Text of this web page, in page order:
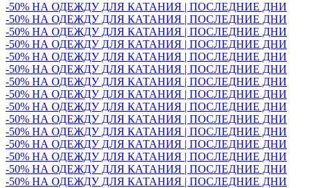
-50% НА ОДЕЖДУ ДЛЯ КАТАНИЯ | ПОСЛЕДНИЕ ДНИ
-50% НА ОДЕЖДУ ДЛЯ КАТАНИЯ | ПОСЛЕДНИЕ ДНИ
-50% НА ОДЕЖДУ ДЛЯ КАТАНИЯ | ПОСЛЕДНИЕ ДНИ
-50% НА ОДЕЖДУ ДЛЯ КАТАНИЯ | ПОСЛЕДНИЕ ДНИ
-50% НА ОДЕЖДУ ДЛЯ КАТАНИЯ | ПОСЛЕДНИЕ ДНИ
-50% НА ОДЕЖДУ ДЛЯ КАТАНИЯ | ПОСЛЕДНИЕ ДНИ
-50% НА ОДЕЖДУ ДЛЯ КАТАНИЯ | ПОСЛЕДНИЕ ДНИ
-50% НА ОДЕЖДУ ДЛЯ КАТАНИЯ | ПОСЛЕДНИЕ ДНИ
-50% НА ОДЕЖДУ ДЛЯ КАТАНИЯ | ПОСЛЕДНИЕ ДНИ
-50% НА ОДЕЖДУ ДЛЯ КАТАНИЯ | ПОСЛЕДНИЕ ДНИ
-50% НА ОДЕЖДУ ДЛЯ КАТАНИЯ | ПОСЛЕДНИЕ ДНИ
-50% НА ОДЕЖДУ ДЛЯ КАТАНИЯ | ПОСЛЕДНИЕ ДНИ
-50% НА ОДЕЖДУ ДЛЯ КАТАНИЯ | ПОСЛЕДНИЕ ДНИ
-50% НА ОДЕЖДУ ДЛЯ КАТАНИЯ | ПОСЛЕДНИЕ ДНИ
-50% НА ОДЕЖДУ ДЛЯ КАТАНИЯ | ПОСЛЕДНИЕ ДНИ